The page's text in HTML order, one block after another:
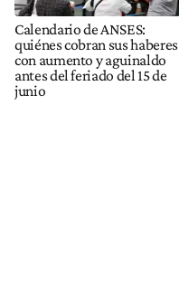
Calendario de ANSES:
quiénes cobran sus haberes
con aumento y aguinaldo
antes del feriado del 15 de
junio